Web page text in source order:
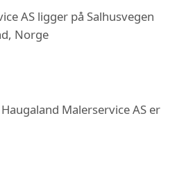
AS ligger på Salhusvegen
Norge
Malerservice AS er